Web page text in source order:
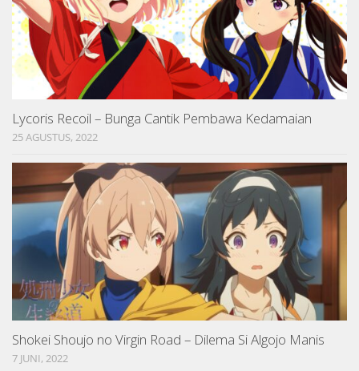
Lycoris Recoil – Bunga Cantik Pembawa Kedamaian
25 AGUSTUS, 2022
Shokei Shoujo no Virgin Road – Dilema Si Algojo Manis
7 JUNI, 2022